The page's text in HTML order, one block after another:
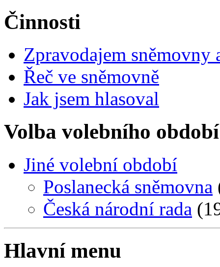
Činnosti
Zpravodajem
Řeč ve sněmovně
Jak jsem hlasoval
Volba volebního období
Jiné volební období
Poslanecká sněmovna
Česká národní rada
Hlavní menu